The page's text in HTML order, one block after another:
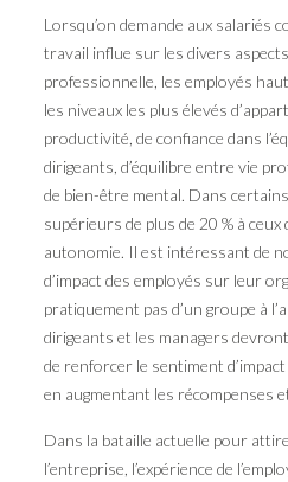
Lorsqu’on demande aux salariés
travail influe sur les divers
professionnelle, les employés
les niveaux les plus élevés
productivité, de confiance dans
dirigeants, d’équilibre entre vie
de bien-être mental. Dans
supérieurs de plus de 20 % à
autonomie. Il est intéressant de
d’impact des employés sur leur
pratiquement pas d’un groupe à
dirigeants et les managers
de renforcer le sentiment
en augmentant les récompenses
Dans la bataille actuelle pour
l’entreprise, l’expérience de